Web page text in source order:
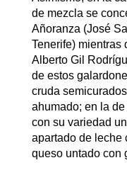
de mezcla se
Añoranza (José
Tenerife) mientras
Alberto Gil
de estos
cruda
ahumado; en la
con su variedad
apartado de leche
queso untado con